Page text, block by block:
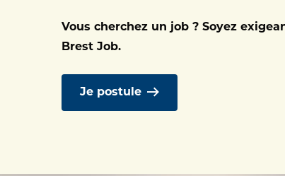
Vous cherchez un job ? Soyez
Brest Job.
Je postule
handicap de